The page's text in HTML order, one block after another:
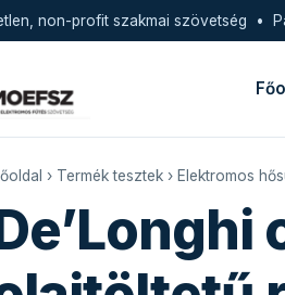
non-profit szakmai szövetség •
› Termék tesztek › Elektromos